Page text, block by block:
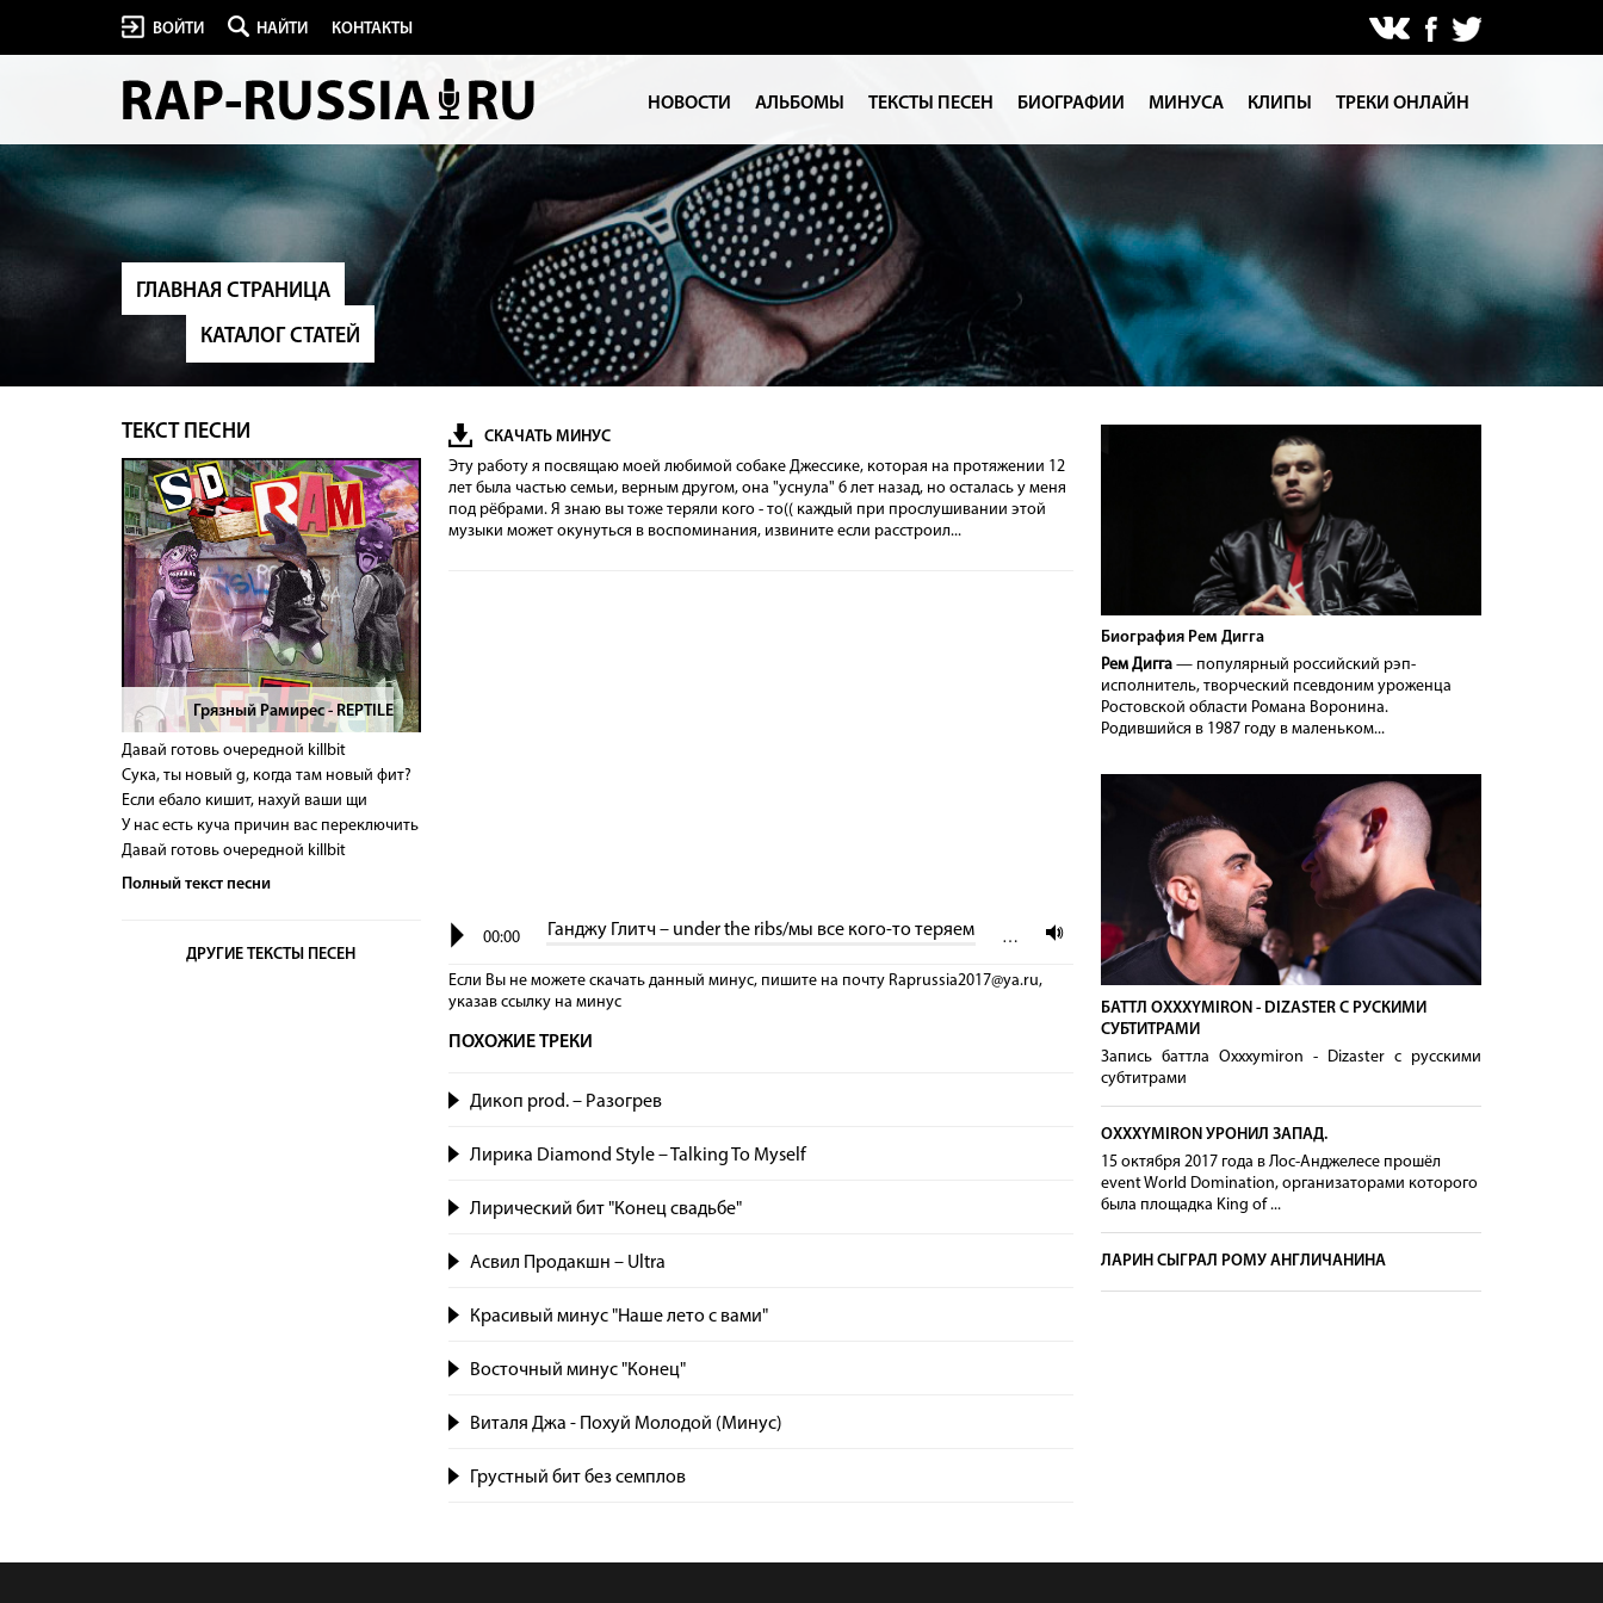
ВОЙТИ НАЙТИ КОНТАКТЫ
НОВОСТИ АЛЬБОМЫ ТЕКСТЫ ПЕСЕН БИОГРАФИИ МИНУСА КЛИПЫ ТРЕКИ ОНЛАЙН
ГЛАВНАЯ СТРАНИЦА
КАТАЛОГ СТАТЕЙ
ТЕКСТ ПЕСНИ
> Грязный Рамирес - REPTILE
Давай готовь очередной killbit
Сука, ты новый g, когда там новый фит?
Если ебало кишит, нахуй ваши щи
У нас есть куча причин вас переключить
Давай готовь очередной killbit
Полный текст песни
ДРУГИЕ ТЕКСТЫ ПЕСЕН
СКАЧАТЬ МИНУС
Эту работу я посвящаю моей любимой собаке Джессике, которая на протяжении 12
лет была частью семьи, верным другом, она "уснула" 6 лет назад, но осталась у меня
под рёбрами. Я знаю вы тоже теряли кого - то(( каждый при прослушивании этой
музыки может окунуться в воспоминания, извините если расстроил...
Ганджу Глитч – under the ribs/мы все кого-то теряем
00:00 …
Если Вы не можете скачать данный минус, пишите на почту Raprussia2017@ya.ru,
указав сcылку на минус
ПОХОЖИЕ ТРЕКИ
Дикоп prod. – Разогрев
Лирика Diamond Style – Talking To Myself
Лирический бит "Конец свадьбе"
Асвил Продакшн – Ultra
Красивый минус "Наше лето с вами"
Восточный минус "Конец"
Виталя Джа - Похуй Молодой (Минус)
Грустный бит без семплов
Биография Рем Дигга
Рем Дигга— популярный российский рэп-
исполнитель, творческий псевдоним уроженца
Ростовской области Романа Воронина.
Родившийся в 1987 году в маленьком...
БАТТЛ OXXXYMIRON - DIZASTER С РУСКИМИ
СУБТИТРАМИ
Запись баттла Oxxxymiron - Dizaster с русскими
субтитрами
OXXXYMIRON УРОНИЛ ЗАПАД.
15 октября 2017 года в Лос-Анджелесе прошёл
event World Domination, организаторами которого
была площадка King of ...
ЛАРИН СЫГРАЛ РОМУ АНГЛИЧАНИНА